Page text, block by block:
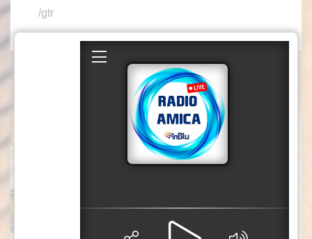
/gtr
ITALPRESS NEWS
Cina, cresce il settore macchinari, a trainare le “attrezzature inte
lligenti”
una crescita stabile nel primo semestre del